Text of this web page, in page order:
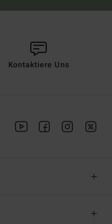
Kontaktiere Uns